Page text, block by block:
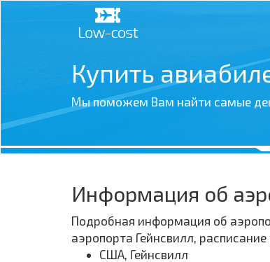
Купить
Мы поможем Вам найти самые
Информация об
Подробная информация об
аэропорта Гейнсвилл,
США, Гейнсвилл